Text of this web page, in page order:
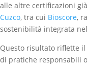
alle altre certificazioni
Cuzco, tra cui Bioscore,
sostenibilità integrata
Questo risultato riflette il
di pratiche responsabili